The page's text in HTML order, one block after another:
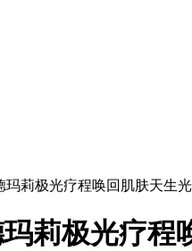
玛莉极光疗程唤回肌肤天生
莉极光疗程